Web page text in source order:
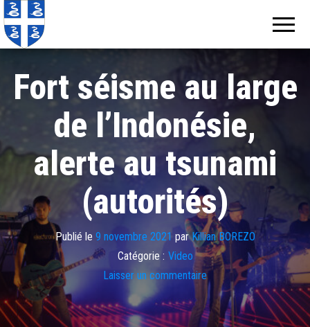
Fort séisme au large
de l’Indonésie,
alerte au tsunami
(autorités)
Publié le 9 novembre 2021 parKillian BOREZO
Catégorie : Video
Laisser un commentaire